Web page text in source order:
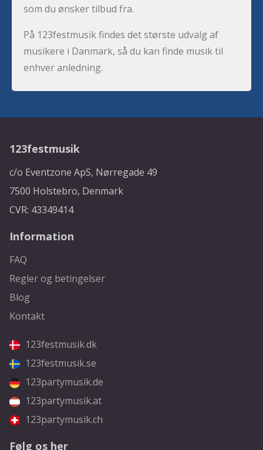
som du ønsker tilbud fra.
På 123festmusik findes det største udvalg af
musikere i Danmark, så du kan finde musik til
enhver anledning.
123festmusik
c/o Eventzone ApS, Nørregade 49
7500 Holstebro, Denmark
CVR: 43349414
Information
FAQ
Regler og betingelser
Blog
Kontakt
123festmusik.dk
123festmusik.se
123partymusik.de
123partymusik.at
123partymusik.ch
Følg os her